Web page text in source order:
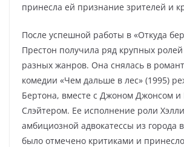
принесла ей признание зрителей и
После успешной работы в «Откуда
Престон получила ряд крупных
разных жанров. Она снялась в
комедии «Чем дальше в лес» (1995)
Бертона, вместе с Джоном Джонсом и
Слэйтером. Ее исполнение роли
амбициозной адвокатессы из города
было отмечено критиками и